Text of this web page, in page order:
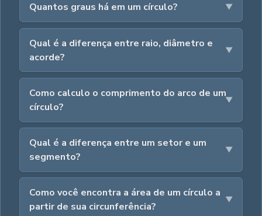
Quantos graus há em um círculo?
Qual é a diferença entre raio, diâmetro e
acorde?
Como calculo o comprimento do arco de um
círculo?
Qual é a diferença entre um setor e um
segmento?
Como você encontra a área de um círculo a
partir de sua circunferência?